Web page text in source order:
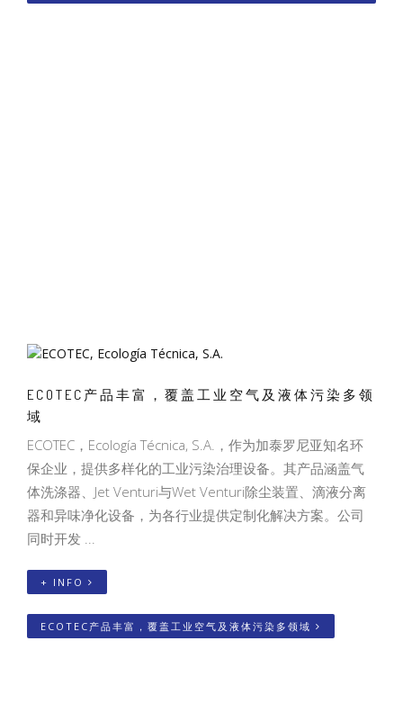
ECOTEC产品丰富，覆盖工业空气及液体污染多领
域
ECOTEC，Ecología Técnica, S.A.，作为加泰罗尼亚知名环
保企业，提供多样化的工业污染治理设备。其产品涵盖气
体洗涤器、Jet Venturi与Wet Venturi除尘装置、滴液分离
器和异味净化设备，为各行业提供定制化解决方案。公司
同时开发 ...
+ INFO
ECOTEC产品丰富，覆盖工业空气及液体污染多领域